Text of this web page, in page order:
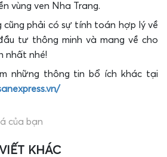
vùng ven Nha Trang.
cũng phải có sự tính toán hợp lý về
tư thông minh và mang về cho
nhất nhé!
những thông tin bổ ích khác tại
của bạn
KHÁC